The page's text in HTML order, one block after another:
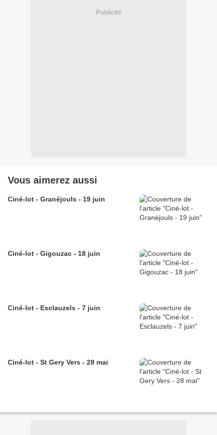
Publicité
Vous aimerez aussi
Ciné-lot - Granéjouls - 19 juin
Ciné-lot - Gigouzac - 18 juin
Ciné-lot - Esclauzels - 7 juin
Ciné-lot - St Gery Vers - 28 mai